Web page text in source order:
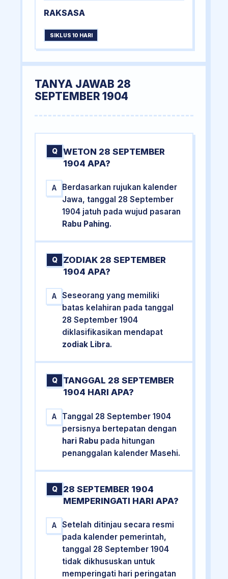
RAKSASA
SIKLUS 10 HARI
TANYA JAWAB 28
SEPTEMBER 1904
Q
WETON 28 SEPTEMBER
1904 APA?
A
Berdasarkan rujukan kalender
Jawa, tanggal 28 September
1904 jatuh pada wujud pasaran
Rabu Pahing.
Q
ZODIAK 28 SEPTEMBER
1904 APA?
A
Seseorang yang memiliki
batas kelahiran pada tanggal
28 September 1904
diklasifikasikan mendapat
zodiak Libra.
Q
TANGGAL 28 SEPTEMBER
1904 HARI APA?
A
Tanggal 28 September 1904
persisnya bertepatan dengan
hari Rabu pada hitungan
penanggalan kalender Masehi.
Q
28 SEPTEMBER 1904
MEMPERINGATI HARI APA?
A
Setelah ditinjau secara resmi
pada kalender pemerintah,
tanggal 28 September 1904
tidak dikhususkan untuk
memperingati hari peringatan